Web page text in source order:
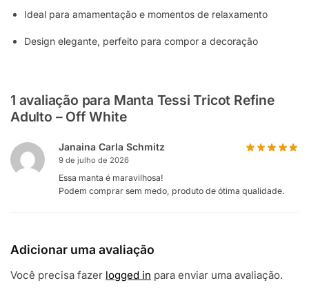
Ideal para amamentação e momentos de relaxamento
Design elegante, perfeito para compor a decoração
1 avaliação para Manta Tessi Tricot Refine
Adulto – Off White
Janaina Carla Schmitz
9 de julho de 2026
Essa manta é maravilhosa!
Podem comprar sem medo, produto de ótima qualidade.
Adicionar uma avaliação
Você precisa fazer logged in para enviar uma avaliação.